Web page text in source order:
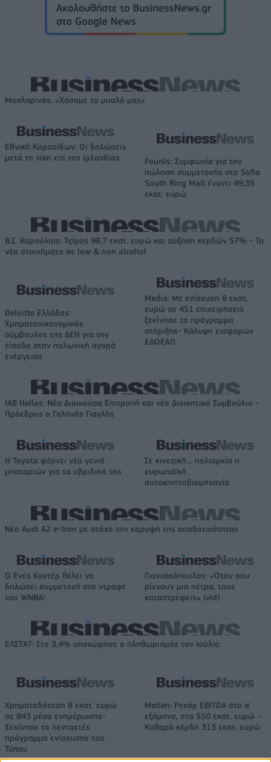
Μασλαρινός: «Χάσαμε το μυαλό μας»
Εθνική Κορασίδων: Οι δηλώσεις
μετά τη νίκη επί της Ιρλανδίας
Fourlis: Συμφωνία για την
πώληση συμμετοχής στο Sofia
South Ring Mall έναντι 49,35
εκατ. ευρώ
Β.Σ. Καρούλιας: Τζίρος 98,7 εκατ. ευρώ και αύξηση κερδών 57% - Τα
νέα στοιχήματα σε low & non alcohol
Deloitte Ελλάδος:
Χρηματοοικονομικός
σύμβουλος της ΔΕΗ για την
είσοδο στην πολωνική αγορά
ενέργειας
Media: Με ενίσχυση 8 εκατ.
ευρώ σε 451 επιχειρήσεις
ξεκίνησε το πρόγραμμα
στήριξης- Κάλυψη εισφορών
ΕΔΟΕΑΠ
IAB Hellas: Νέα Διοικούσα Επιτροπή και νέο Διοικητικό Συμβούλιο -
Πρόεδρος ο Γαληνός Γιαγλής
Η Toyota φέρνει νέα γενιά
μπαταριών για τα υβριδικά της
Σε κινεζική… πολιορκία η
ευρωπαϊκή
αυτοκινητοβιομηχανία
Νέο Audi A2 e-tron με στόχο την κορυφή της αποδοτικότητας
Ο Ένες Καντέρ θέλει να
δηλώσει συμμετοχή στο ντραφτ
του WNBA!
Γιαννακόπουλος: «Όταν σου
ρίχνουν μια πέτρα, τους
καταστρέφεις» (vid)
ΕΛΣΤΑΤ: Στο 3,4% υποχώρησε ο πληθωρισμός τον Ιούλιο
Χρηματοδότηση 8 εκατ. ευρώ
σε 843 μέσα ενημέρωσης-
Ξεκίνησε το πενταετές
πρόγραμμα ενίσχυσης του
Τύπου
Metlen: Ρεκόρ EBITDA στο α'
εξάμηνο, στα 550 εκατ. ευρώ –
Καθαρά κέρδη 313 εκατ. ευρώ